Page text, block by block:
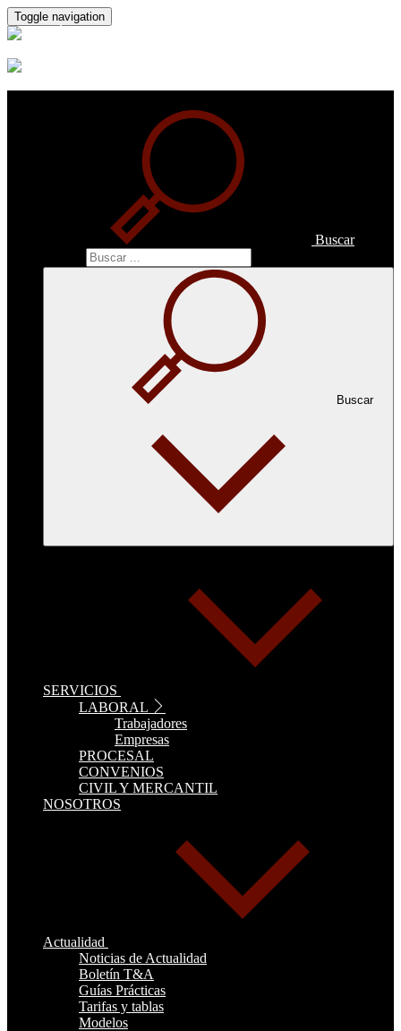
Toggle navigation
Buscar
Buscar
SERVICIOS
LABORAL
Trabajadores
Empresas
PROCESAL
CONVENIOS
CIVIL Y MERCANTIL
NOSOTROS
Actualidad
Noticias de Actualidad
Boletín T&A
Guías Prácticas
Tarifas y tablas
Modelos